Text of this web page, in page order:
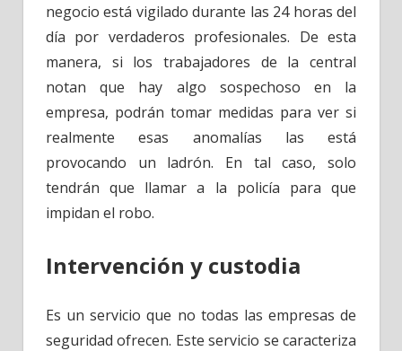
negocio está vigilado durante las 24 horas del
día por verdaderos profesionales. De esta
manera, si los trabajadores de la central
notan que hay algo sospechoso en la
empresa, podrán tomar medidas para ver si
realmente esas anomalías las está
provocando un ladrón. En tal caso, solo
tendrán que llamar a la policía para que
impidan el robo.
Intervención y custodia
Es un servicio que no todas las empresas de
seguridad ofrecen. Este servicio se caracteriza